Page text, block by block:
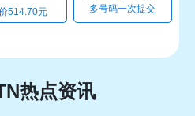
514.70元 多号码一次提交
热点资讯